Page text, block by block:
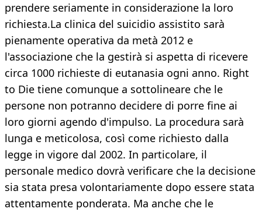
prendere seriamente in considerazione la loro
richiesta.La clinica del suicidio assistito sarà
pienamente operativa da metà 2012 e
l'associazione che la gestirà si aspetta di ricevere
circa 1000 richieste di eutanasia ogni anno. Right
to Die tiene comunque a sottolineare che le
persone non potranno decidere di porre fine ai
loro giorni agendo d'impulso. La procedura sarà
lunga e meticolosa, così come richiesto dalla
legge in vigore dal 2002. In particolare, il
personale medico dovrà verificare che la decisione
sia stata presa volontariamente dopo essere stata
attentamente ponderata. Ma anche che le